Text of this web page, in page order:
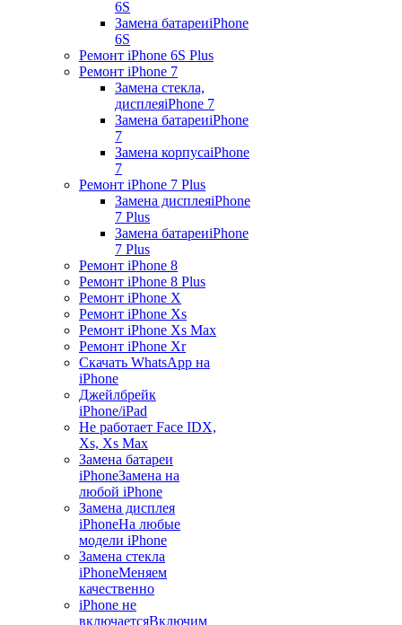
6S
Замена батареиiPhone
6S
Ремонт iPhone 6S Plus
Ремонт iPhone 7
Замена стекла,
дисплеяiPhone 7
Замена батареиiPhone
7
Замена корпусаiPhone
7
Ремонт iPhone 7 Plus
Замена дисплеяiPhone
7 Plus
Замена батареиiPhone
7 Plus
Ремонт iPhone 8
Ремонт iPhone 8 Plus
Ремонт iPhone X
Ремонт iPhone Xs
Ремонт iPhone Xs Max
Ремонт iPhone Xr
Скачать WhatsApp на
iPhone
Джейлбрейк
iPhone/iPad
Не работает Face IDX,
Xs, Xs Max
Замена батареи
iPhoneЗамена на
любой iPhone
Замена дисплея
iPhoneНа любые
модели iPhone
Замена стекла
iPhoneМеняем
качественно
iPhone не
включаетсяВключим